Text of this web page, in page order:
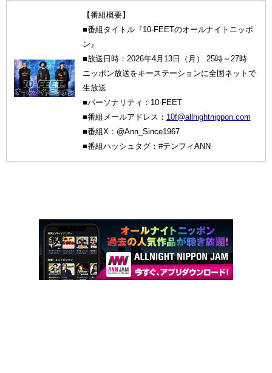
【番組概要】
■番組タイトル『10-FEETのオールナイトニッポ
ン』
■放送日時：2026年4月13日（月） 25時～27時
ニッポン放送をキーステーションに全国ネットで
生放送
■パーソナリティ：10-FEET
■番組メールアドレス： 10f@allnightnippon.com
■番組X：@Ann_Since1967
■番組ハッシュタグ：#テンフィANN